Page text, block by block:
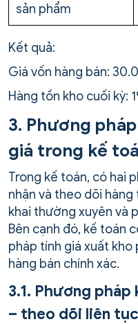
sản phẩm
Kết quả:
Giá vốn hàng bán:
Hàng tồn kho cuối kỳ:
3. Phương
giá trong kế
Trong kế toán, có hai
nhận và theo dõi
khai thường xuyên và
Bên cạnh đó, kế toán
pháp tính giá xuất kho
hàng bán chính xác.
3.1. Phương
– theo dõi liên